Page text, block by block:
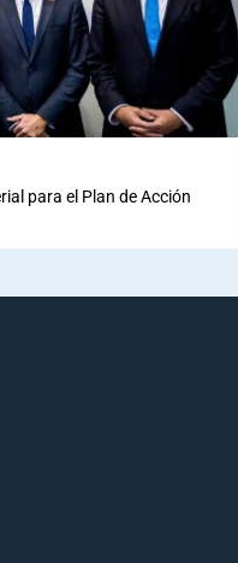
para el Plan de Acción